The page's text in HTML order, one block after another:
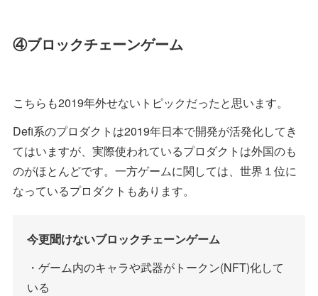
④ブロックチェーンゲーム
こちらも2019年外せないトピックだったと思います。
Defi系のプロダクトは2019年日本で開発が活発化してき
てはいますが、実際使われているプロダクトは外国のも
のがほとんどです。一方ゲームに関しては、世界１位に
なっているプロダクトもあります。
今更聞けないブロックチェーンゲーム
・ゲーム内のキャラや武器がトークン(NFT)化して
いる